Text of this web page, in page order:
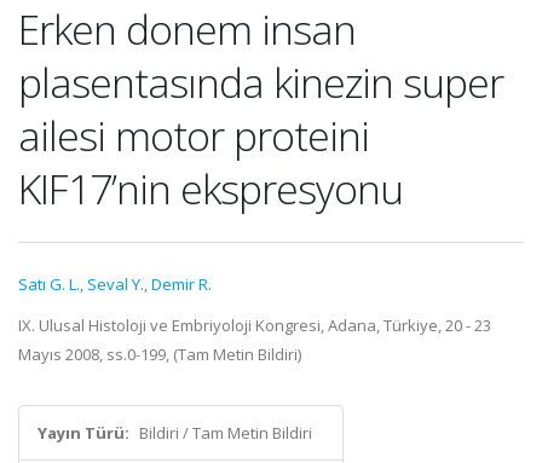
Erken donem insan
plasentasında kinezin super
ailesi motor proteini
KIF17’nin ekspresyonu
Satı G. L., Seval Y.,Demir R.
IX. Ulusal Histoloji ve Embriyoloji Kongresi, Adana, Türkiye, 20 - 23
Mayıs 2008, ss.0-199, (Tam Metin Bildiri)
Yayın Türü: Bildiri / Tam Metin Bildiri